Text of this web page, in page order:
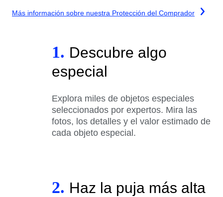
Más información sobre nuestra Protección del Comprador
1. Descubre algo
especial
Explora miles de objetos especiales
seleccionados por expertos. Mira las
fotos, los detalles y el valor estimado de
cada objeto especial.
2. Haz la puja más alta